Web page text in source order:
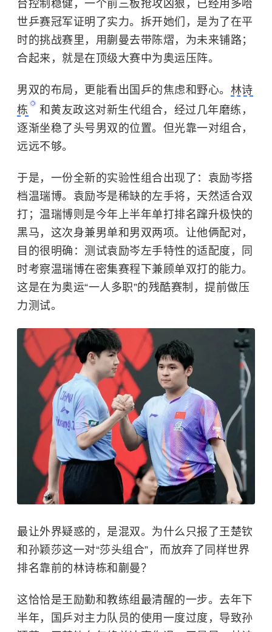
台控制稳健，一个前三板抢攻凶狠，已经用多哈
世乒赛冠军证明了实力。拆开她们，是为了在平
时的挑战赛里，用蒯曼去带陈熠，为未来铺路；
合起来，就是在顶级大赛中为奥运压阵。
男双的布局，更能看出国乒的焦虑和野心。 林诗
栋
和黄友政这对新生代组合，经过几年磨练，
逐渐坐稳了头号男双的位置。但光靠一对组合，
远远不够。
于是，一份全新的实验性组合出现了： 袁励岑搭
档温瑞博。袁励岑是稀缺的左手将，天然适合双
打；温瑞博则是今年上半年单打排名蹿升极快的
黑马，这次身兼男单和男双两项。让他俩配对，
目的很明确：测试袁励岑左手特性的适配度，同
时考察温瑞博在密集赛程下兼顾单双打的能力。
这是在为奥运“一人多职”的残酷赛制，提前做压
力测试。
最让外界疑惑的，是混双。为什么只报了王楚钦
和孙颖莎这一对“莎头组合”，而放弃了同样世界
排名靠前的林诗栋和蒯曼？
这恰恰是王励勤和教练组最清醒的一步。去年下
半年，国乒对主力队员的使用一度过度，导致孙